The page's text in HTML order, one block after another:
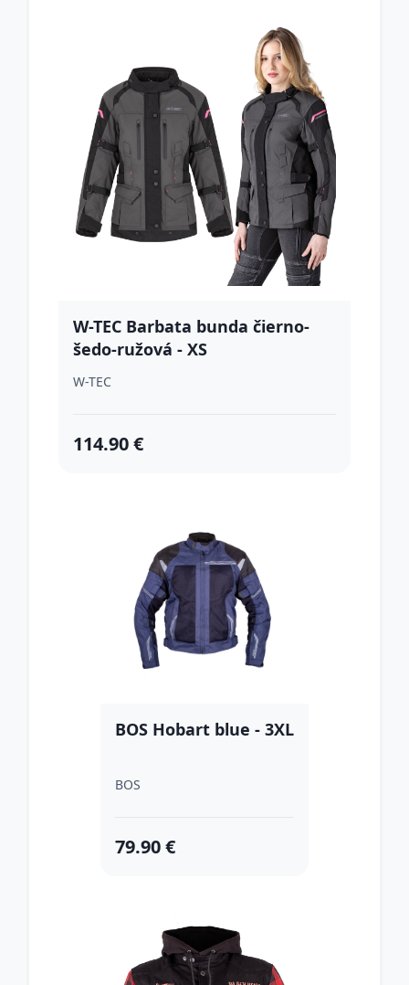
W-TEC Barbata bunda čierno-
šedo-ružová - XS
W-TEC
114.90 €
BOS Hobart blue - 3XL
BOS
79.90 €